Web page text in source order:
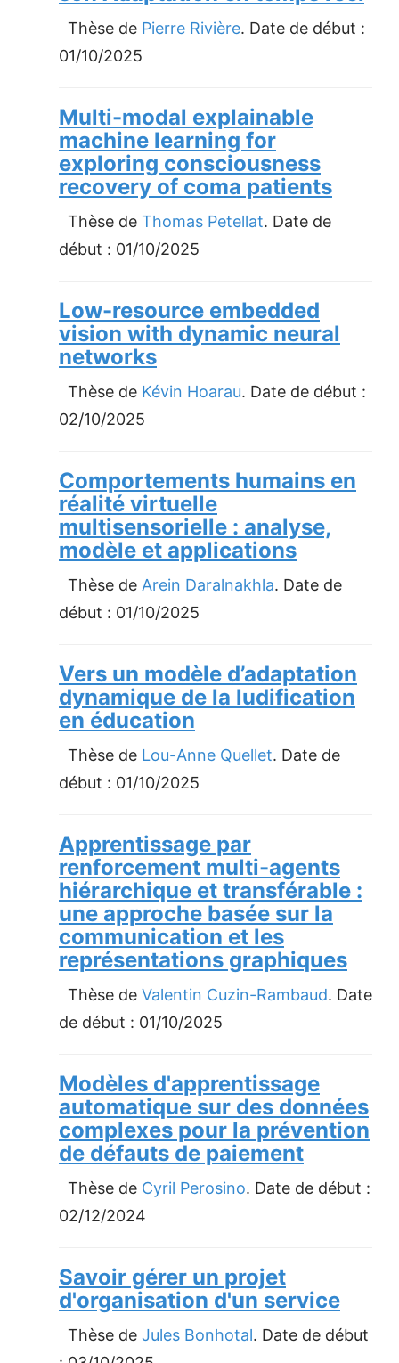
Thèse de Pierre Rivière. Date de début :
01/10/2025
Multi-modal explainable
machine learning for
exploring consciousness
recovery of coma patients
Thèse de Thomas Petellat. Date de
début : 01/10/2025
Low-resource embedded
vision with dynamic neural
networks
Thèse de Kévin Hoarau. Date de début :
02/10/2025
Comportements humains en
réalité virtuelle
multisensorielle : analyse,
modèle et applications
Thèse de Arein Daralnakhla. Date de
début : 01/10/2025
Vers un modèle d’adaptation
dynamique de la ludification
en éducation
Thèse de Lou-Anne Quellet. Date de
début : 01/10/2025
Apprentissage par
renforcement multi-agents
hiérarchique et transférable :
une approche basée sur la
communication et les
représentations graphiques
Thèse de Valentin Cuzin-Rambaud. Date
de début : 01/10/2025
Modèles d'apprentissage
automatique sur des données
complexes pour la prévention
de défauts de paiement
Thèse de Cyril Perosino. Date de début :
02/12/2024
Savoir gérer un projet
d'organisation d'un service
Thèse de Jules Bonhotal. Date de début